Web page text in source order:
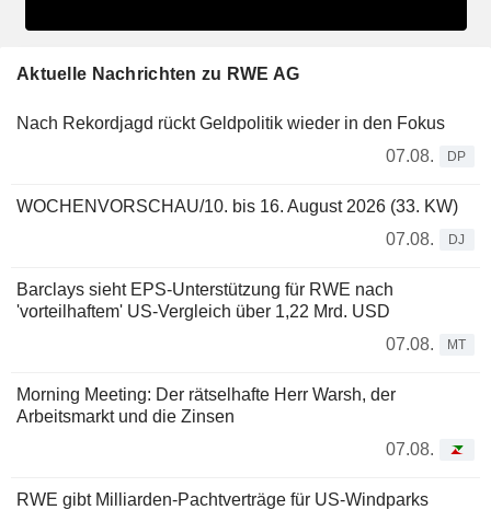
Aktuelle Nachrichten zu RWE AG
Nach Rekordjagd rückt Geldpolitik wieder in den Fokus
07.08.
DP
WOCHENVORSCHAU/10. bis 16. August 2026 (33. KW)
07.08.
DJ
Barclays sieht EPS-Unterstützung für RWE nach
'vorteilhaftem' US-Vergleich über 1,22 Mrd. USD
07.08.
MT
Morning Meeting: Der rätselhafte Herr Warsh, der
Arbeitsmarkt und die Zinsen
07.08.
RWE gibt Milliarden-Pachtverträge für US-Windparks